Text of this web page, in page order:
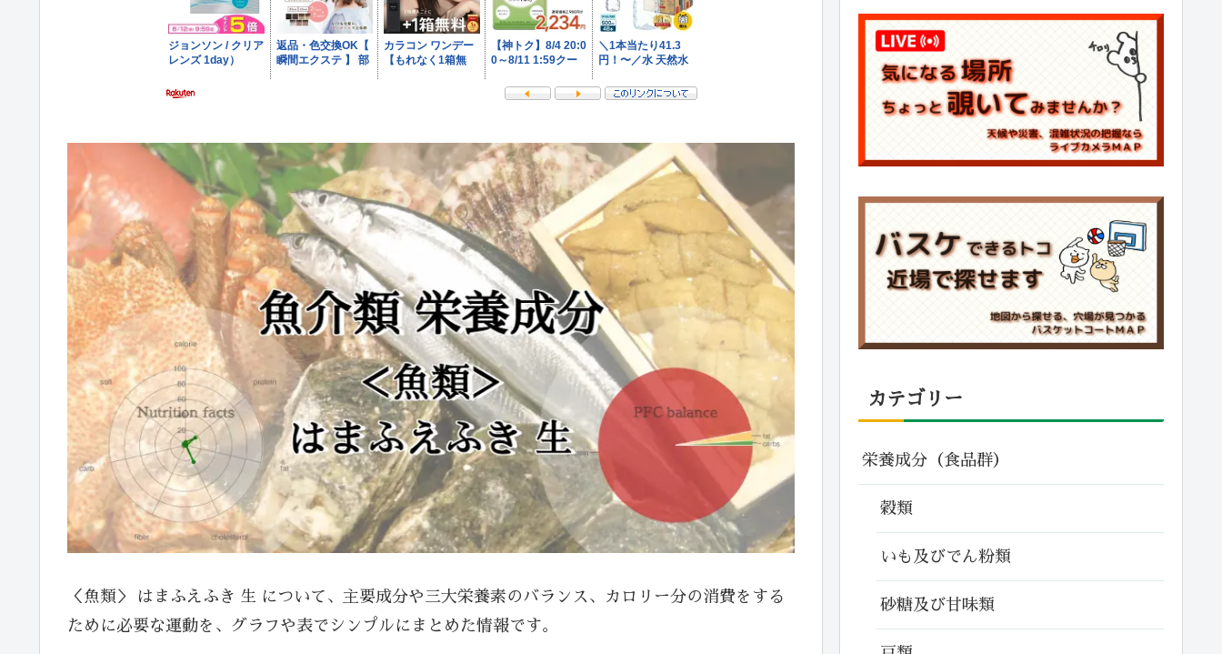
＜魚類＞ はまふえふき 生 について、主要成分や三大栄養素のバランス、カロリー分の消費をする
ために必要な運動を、グラフや表でシンプルにまとめた情報です。
カテゴリー
栄養成分（食品群）
穀類
いも及びでん粉類
砂糖及び甘味類